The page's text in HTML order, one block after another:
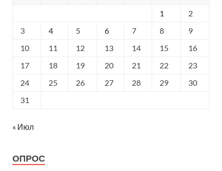
1
2
3
4 5 6 7 8
9
10
11 12 13 14 15
16
17
18 19 20 21 22
23
24
25 26 27 28 29
30
31
« Июл
ОПРОС